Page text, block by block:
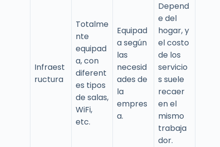
Infraest
ructura
Totalme
nte
equipad
a, con
diferent
es tipos
de salas,
WiFi,
etc.
Equipad
a según
las
necesid
ades de
la
empres
a.
Depend
e del
hogar, y
el costo
de los
servicio
s suele
recaer
en el
mismo
trabaja
dor.